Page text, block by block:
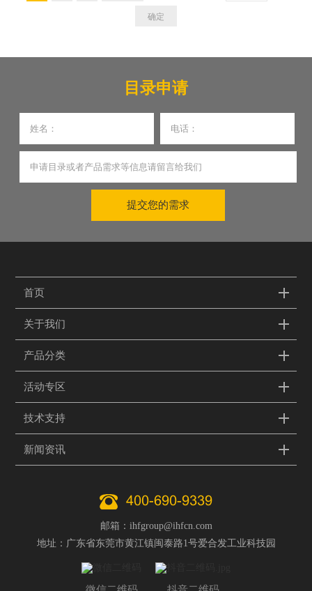
目录申请
提交您的需求
首页
关于我们
产品分类
活动专区
技术支持
新闻资讯
400-690-9339
邮箱：ihfgroup@ihfcn.com
地址：广东省东莞市黄江镇闽泰路1号爱合发工业科技园